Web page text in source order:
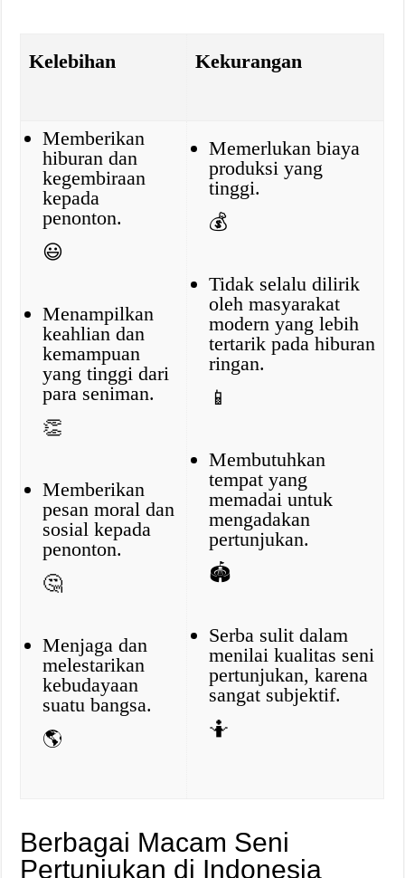
Kelebihan Kekurangan
Memberikan
hiburan dan
kegembiraan
kepada
penonton.
😃
Menampilkan
keahlian dan
kemampuan
yang tinggi dari
para seniman.
👏
Memberikan
pesan moral dan
sosial kepada
penonton.
🤔
Menjaga dan
melestarikan
kebudayaan
suatu bangsa.
🌎
Memerlukan biaya
produksi yang
tinggi.
💰
Tidak selalu dilirik
oleh masyarakat
modern yang lebih
tertarik pada hiburan
ringan.
📱
Membutuhkan
tempat yang
memadai untuk
mengadakan
pertunjukan.
🏟️
Serba sulit dalam
menilai kualitas seni
pertunjukan, karena
sangat subjektif.
🤷
Berbagai Macam Seni
Pertunjukan di Indonesia